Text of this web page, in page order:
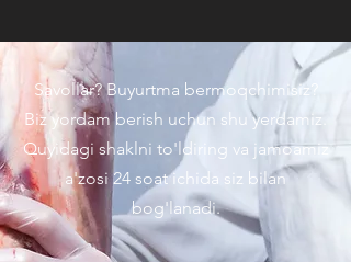
Savollar? Buyurtma bermoqchimisiz?
Biz yordam berish uchun shu yerdamiz.
Quyidagi shaklni to'ldiring va jamoamiz
a'zosi 24 soat ichida siz bilan
bog'lanadi.